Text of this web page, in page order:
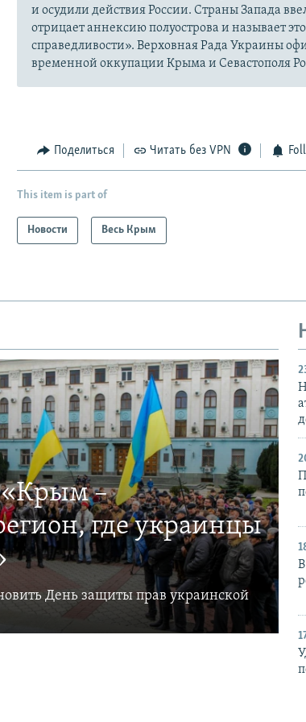
и осудили действия России. Страны Запада
отрицает аннексию полуострова и называет
справедливости». Верховная Рада Украины
временной оккупации Крыма и Севастополя
Поделиться Читать без VPN
This item is part of
Новости Весь Крым
–
где украинцы
День защиты прав украинской